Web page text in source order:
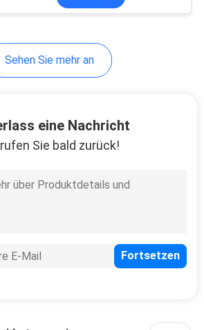
Tore
Sehen Sie mehr an
eine Nachricht
Sie bald zurück!